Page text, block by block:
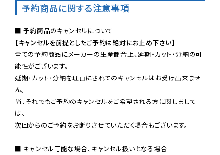
予約商品に関する注意事項
【キャンセルを前提としたご予約は絶対にお止め下さい】
全ての予約商品にメーカーの生産都合上、延期・カット・分納の可
能性がございます。
延期・カット・分納を理由にされてのキャンセルはお受け出来ませ
ん。
尚、それでもご予約のキャンセルをご希望される方に関しまして
は、
次回からのご予約をお断りさせていただく場合もございます。
■ キャンセル可能な場合、キャンセル扱いとなる場合